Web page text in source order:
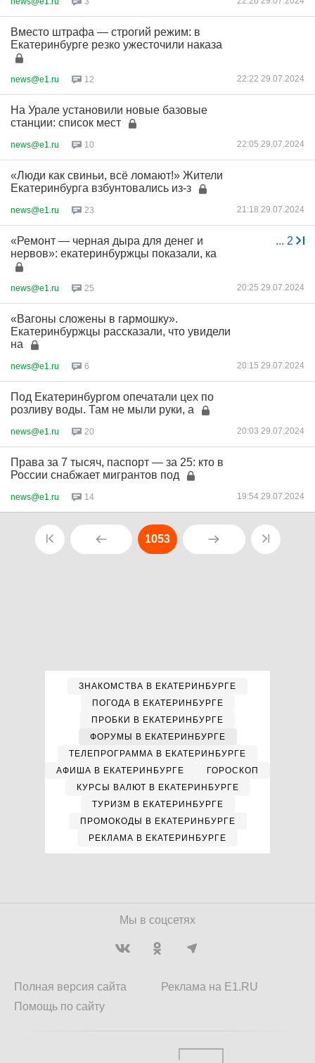
Вместо штрафа — строгий режим: в
Екатеринбурге резко ужесточили наказа
news@e1.ru 12 22:22 29.07.2024
На Урале установили новые базовые
станции: список мест
news@e1.ru 10 22:05 29.07.2024
«Люди как свиньи, всё ломают!» Жители
Екатеринбурга взбунтовались из-з
news@e1.ru 23 21:18 29.07.2024
... 2
«Ремонт — черная дыра для денег и
нервов»: екатеринбуржцы показали, ка
news@e1.ru 25 20:25 29.07.2024
«Вагоны сложены в гармошку».
Екатеринбуржцы рассказали, что увидели
на
news@e1.ru 6 20:15 29.07.2024
Под Екатеринбургом опечатали цех по
розливу воды. Там не мыли руки, а
news@e1.ru 20 20:03 29.07.2024
Права за 7 тысяч, паспорт — за 25: кто в
России снабжает мигрантов под
news@e1.ru 14 19:54 29.07.2024
1053
ЗНАКОМСТВА В ЕКАТЕРИНБУРГЕ
ПОГОДА В ЕКАТЕРИНБУРГЕ
ПРОБКИ В ЕКАТЕРИНБУРГЕ
ФОРУМЫ В ЕКАТЕРИНБУРГЕ
ТЕЛЕПРОГРАММА В ЕКАТЕРИНБУРГЕ
АФИША В ЕКАТЕРИНБУРГЕ
ГОРОСКОП
КУРСЫ ВАЛЮТ В ЕКАТЕРИНБУРГЕ
ТУРИЗМ В ЕКАТЕРИНБУРГЕ
ПРОМОКОДЫ В ЕКАТЕРИНБУРГЕ
РЕКЛАМА В ЕКАТЕРИНБУРГЕ
Мы в соцсетях
Полная версия сайта
Помощь по сайту
Реклама на E1.RU